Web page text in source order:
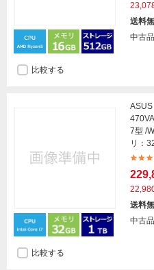
送料
中古
比較する
7型 /
リ：
送料
中古
比較する